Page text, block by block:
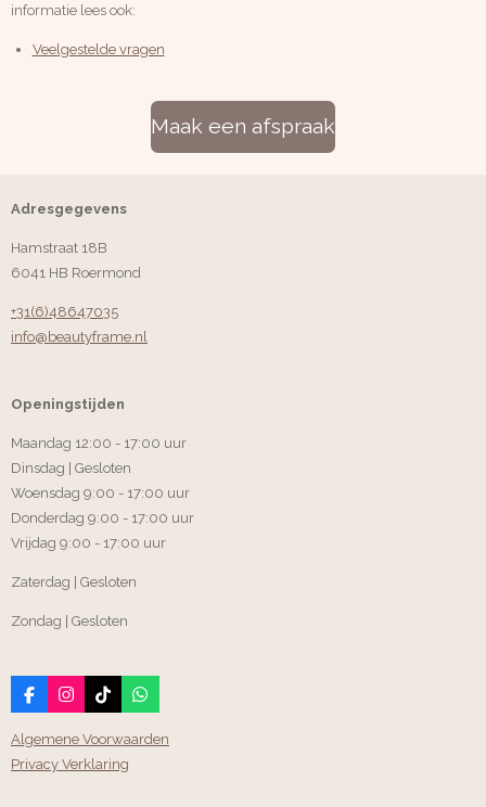
informatie lees ook:
Veelgestelde vragen
Maak een afspraak
Adresgegevens
Hamstraat 18B
6041 HB Roermond
+31(6)48647035
info@beautyframe.nl
Openingstijden
Maandag 12:00 - 17:00 uur
Dinsdag | Gesloten
Woensdag 9:00 - 17:00 uur
Donderdag 9:00 - 17:00 uur
Vrijdag 9:00 - 17:00 uur
Zaterdag | Gesloten
Zondag | Gesloten
F
a
c
e
b
I
n
s
t
a
T
i
k
T
o
W
h
a
t
Algemene Voorwaarden
Privacy Verklaring